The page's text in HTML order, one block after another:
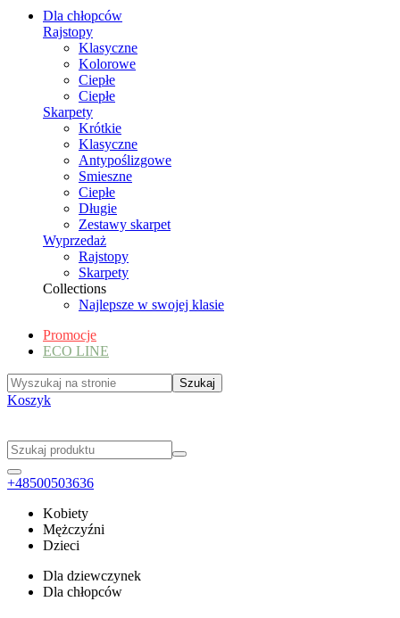
Dla chłopców
Rajstopy
Klasyczne
Kolorowe
Ciepłe
Ciepłe
Skarpety
Krótkie
Klasyczne
Antypoślizgowe
Smieszne
Ciepłe
Długie
Zestawy skarpet
Wyprzedaż
Rajstopy
Skarpety
Collections
Najlepsze w swojej klasie
Promocje
ECO LINE
Koszyk
+48500503636
Kobiety
Mężczyźni
Dzieci
Dla dziewczynek
Dla chłopców